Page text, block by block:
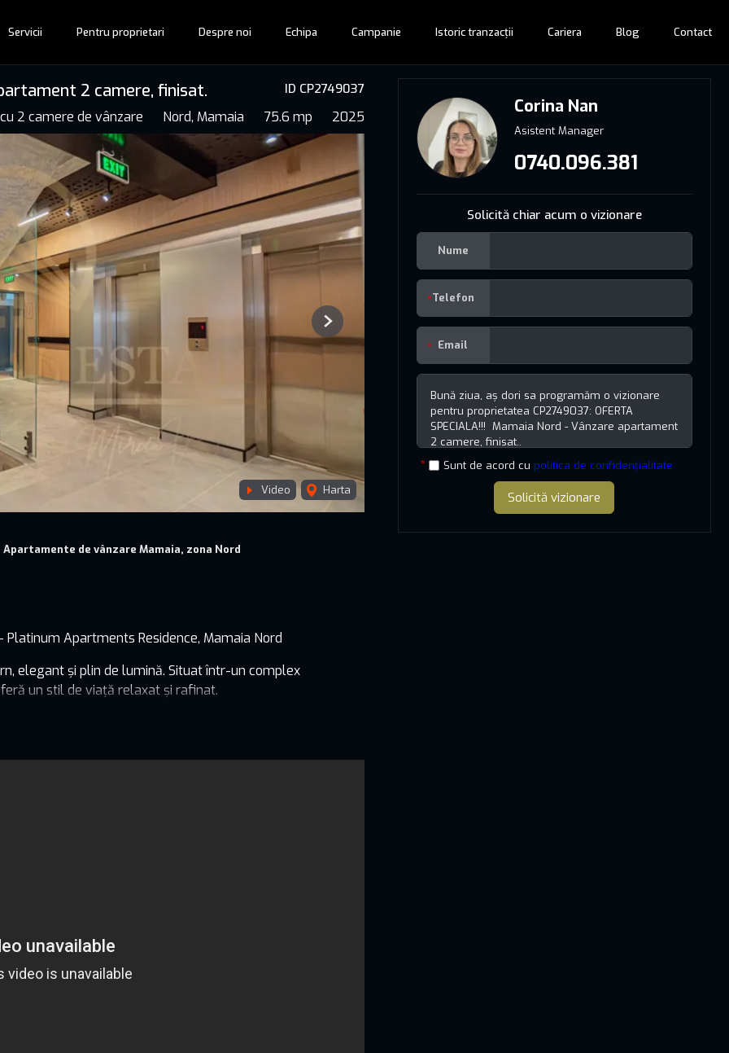
Servicii Pentru proprietari Despre noi Echipa Campanie Istoric tranzacții Cariera Blog Contact
ID CP2749037
2 camere, finisat.
2 camere de vânzare Nord, Mamaia 75.6 mp 2025
Video Harta
Next
Apartamente de vânzare Mamaia, zona Nord
Apartments Residence, Mamaia Nord
elegant și plin de lumină. Situat într-un complex
un stil de viață relaxat și rafinat.
Corina Nan
Asistent Manager
0740.096.381
Solicită chiar acum o vizionare
Nume
Telefon
Email
Sunt de acord cu politica de confidențialitate
Solicită vizionare